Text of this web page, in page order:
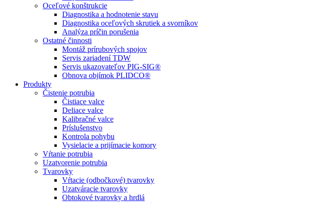
Oceľové konštrukcie
Diagnostika a hodnotenie stavu
Diagnostika oceľových skrutiek a svorníkov
Analýza príčin porušenia
Ostatné činnosti
Montáž prírubových spojov
Servis zariadení TDW
Servis ukazovateľov PIG-SIG®
Obnova objímok PLIDCO®
Produkty
Čistenie potrubia
Čistiace valce
Deliace valce
Kalibračné valce
Príslušenstvo
Kontrola pohybu
Vysielacie a prijímacie komory
Vŕtanie potrubia
Uzatvorenie potrubia
Tvarovky
Vŕtacie (odbočkové) tvarovky
Uzatváracie tvarovky
Obtokové tvarovky a hrdlá